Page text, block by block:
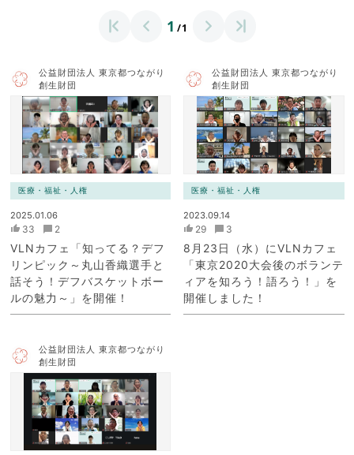
1 /1
公益財団法人 東京都つながり
創生財団
医療・福祉・人権
2025.01.06
33 2
VLNカフェ「知ってる？デフ
リンピック～丸山香織選手と
話そう！デフバスケットボー
ルの魅力～」を開催！
公益財団法人 東京都つながり
創生財団
医療・福祉・人権
2023.09.14
29 3
8月23日（水）にVLNカフェ
「東京2020大会後のボランテ
ィアを知ろう！語ろう！」を
開催しました！
公益財団法人 東京都つながり
創生財団